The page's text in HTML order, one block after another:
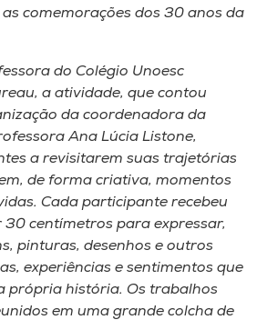
comemorações dos 30 anos da
do Colégio Unoesc
a atividade, que contou
da coordenadora da
Ana Lúcia Listone,
a revisitarem suas trajetórias
de forma criativa, momentos
Cada participante recebeu
centímetros para expressar,
pinturas, desenhos e outros
experiências e sentimentos que
própria história. Os trabalhos
em uma grande colcha de